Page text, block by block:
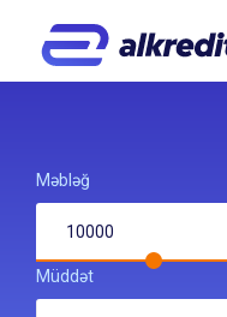
Məbləğ
Müddət